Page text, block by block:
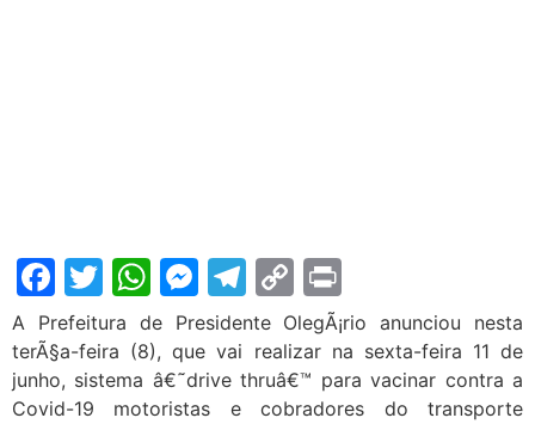
Facebook
Twitter
WhatsApp
Messenger
Telegram
Copy
Link
A Prefeitura de Presidente OlegÃ¡rio anunciou nesta
terÃ§a-feira (8), que vai realizar na sexta-feira 11 de
junho, sistema â€˜drive thruâ€™ para vacinar contra a
Covid-19 motoristas e cobradores do transporte